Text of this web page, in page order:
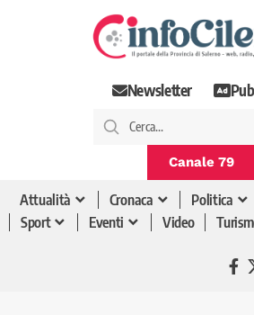
Newsletter
Canale 79
Attualità Cronaca Politica
Sport
Eventi Video